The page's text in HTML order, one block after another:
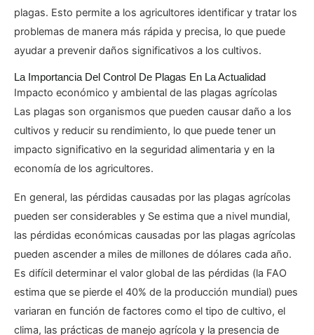
plagas. Esto permite a los agricultores identificar y tratar los
problemas de manera más rápida y precisa, lo que puede
ayudar a prevenir daños significativos a los cultivos.
La Importancia Del Control De Plagas En La Actualidad
Impacto económico y ambiental de las plagas agrícolas
Las plagas son organismos que pueden causar daño a los
cultivos y reducir su rendimiento, lo que puede tener un
impacto significativo en la seguridad alimentaria y en la
economía de los agricultores.
En general, las pérdidas causadas por las plagas agrícolas
pueden ser considerables y Se estima que a nivel mundial,
las pérdidas económicas causadas por las plagas agrícolas
pueden ascender a miles de millones de dólares cada año.
Es difícil determinar el valor global de las pérdidas (la FAO
estima que se pierde el 40% de la producción mundial) pues
variaran en función de factores como el tipo de cultivo, el
clima, las prácticas de manejo agrícola y la presencia de